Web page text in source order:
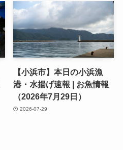
【小浜市】本日の小浜漁
港・水揚げ速報 | お魚情報
（2026年7月29日）
2026-07-29